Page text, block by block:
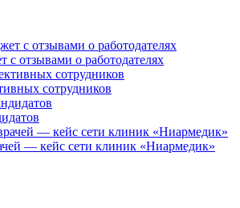
с отзывами о работодателях
сотрудников
— кейс сети клиник «Ниармедик»